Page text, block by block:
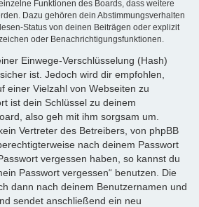
Funktionen des Boards, dass weitere
Dazu gehören dein Abstimmungsverhalten
Status von deinen Beiträgen oder explizit
oder Benachrichtigungsfunktionen.
Einwege-Verschlüsselung (Hash)
ist. Jedoch wird dir empfohlen,
einer Vielzahl von Webseiten zu
ist dein Schlüssel zu deinem
also geh mit ihm sorgsam um.
Vertreter des Betreibers, von phpBB
nach deinem Passwort
vergessen haben, so kannst du
Passwort vergessen“ benutzen. Die
dann nach deinem Benutzernamen und
sendet anschließend ein neu